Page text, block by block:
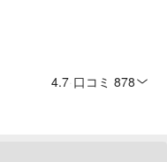
4.7· 口コミ 878